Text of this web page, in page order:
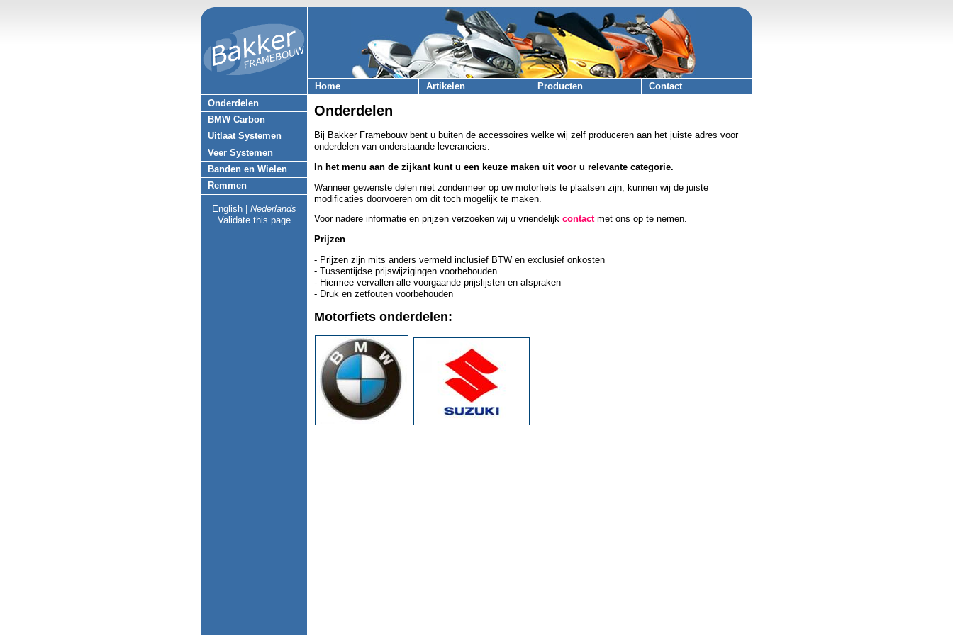
Home Artikelen Producten
Contact
Onderdelen
BMW Carbon
Uitlaat Systemen
Veer Systemen
Banden en Wielen
Remmen
English| Nederlands
Validate this page
Onderdelen
Bij Bakker Framebouw bent u buiten de accessoires welke wij zelf produceren aan het juiste adres voor
onderdelen van onderstaande leveranciers:
In het menu aan de zijkant kunt u een keuze maken uit voor u relevante categorie.
Wanneer gewenste delen niet zondermeer op uw motorfiets te plaatsen zijn, kunnen wij de juiste
modificaties doorvoeren om dit toch mogelijk te maken.
Voor nadere informatie en prijzen verzoeken wij u vriendelijk contactmet ons op te nemen.
Prijzen
- Prijzen zijn mits anders vermeld inclusief BTW en exclusief onkosten
- Tussentijdse prijswijzigingen voorbehouden
- Hiermee vervallen alle voorgaande prijslijsten en afspraken
- Druk en zetfouten voorbehouden
Motorfiets onderdelen: